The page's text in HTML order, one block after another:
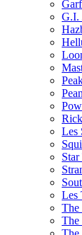
G.I.
Les
Les
The
The